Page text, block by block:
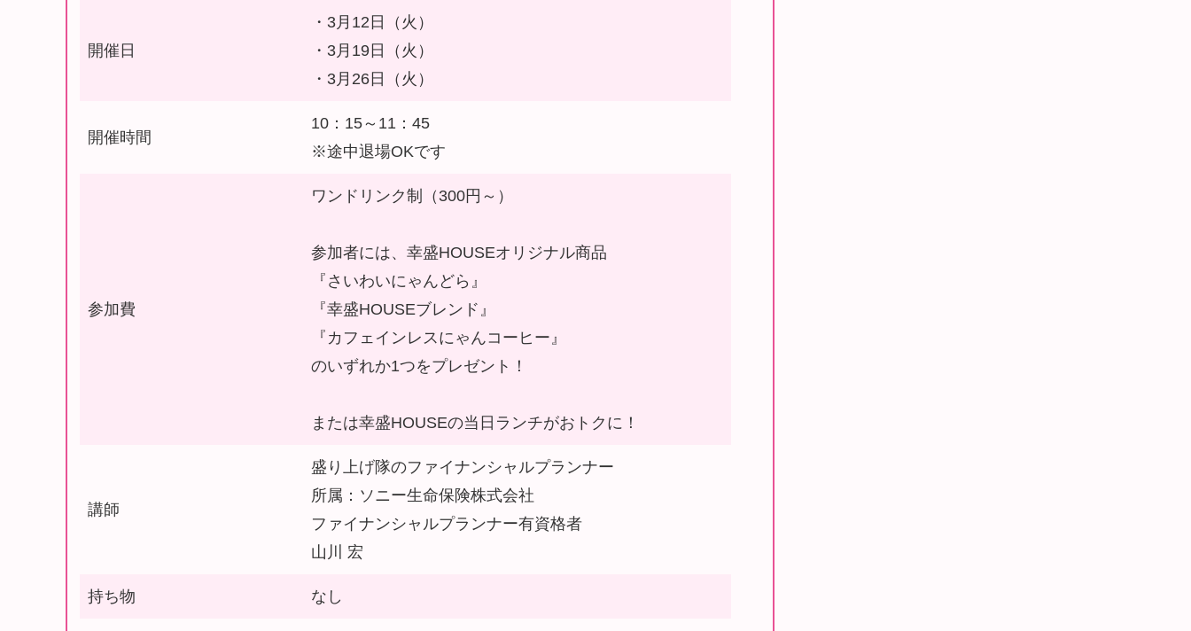
開催日
・3月12日（火）
・3月19日（火）
・3月26日（火）
開催時間
10：15～11：45
※途中退場OKです
参加費
ワンドリンク制（300円～）
参加者には、幸盛HOUSEオリジナル商品
『さいわいにゃんどら』
『幸盛HOUSEブレンド』
『カフェインレスにゃんコーヒー』
のいずれか1つをプレゼント！
または幸盛HOUSEの当日ランチがおトクに！
講師
盛り上げ隊のファイナンシャルプランナー
所属：ソニー生命保険株式会社
ファイナンシャルプランナー有資格者
山川 宏
持ち物 なし